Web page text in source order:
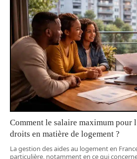
Comment le salaire maximum pour
droits en matière de logement ?
La gestion des aides au logement en
particulière, notamment en ce qui concerne